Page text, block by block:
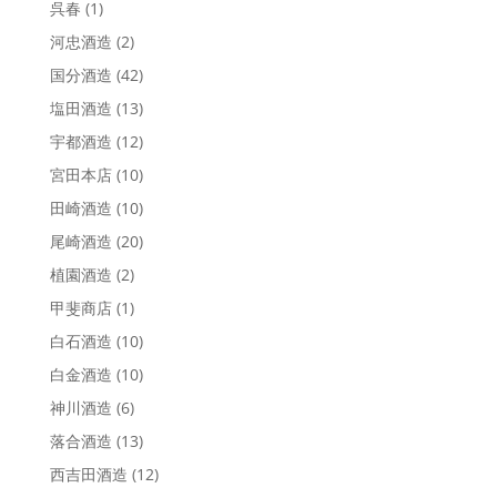
呉春 (1)
河忠酒造 (2)
国分酒造 (42)
塩田酒造 (13)
宇都酒造 (12)
宮田本店 (10)
田崎酒造 (10)
尾崎酒造 (20)
植園酒造 (2)
甲斐商店 (1)
白石酒造 (10)
白金酒造 (10)
神川酒造 (6)
落合酒造 (13)
西吉田酒造 (12)